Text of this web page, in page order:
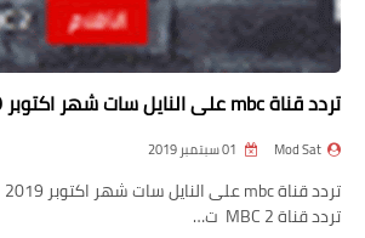
ترددات
تردد قناة mbc على النايل سات شهر اكتوبر 2019
Mod Sat
تردد قناة MBC 2 ت…